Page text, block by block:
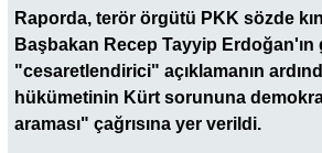
Raporda, terör örgütü PKK sözde
Başbakan Recep Tayyip Erdoğan'ın
"cesaretlendirici" açıklamanın
hükümetinin Kürt sorununa
araması" çağrısına yer verildi.